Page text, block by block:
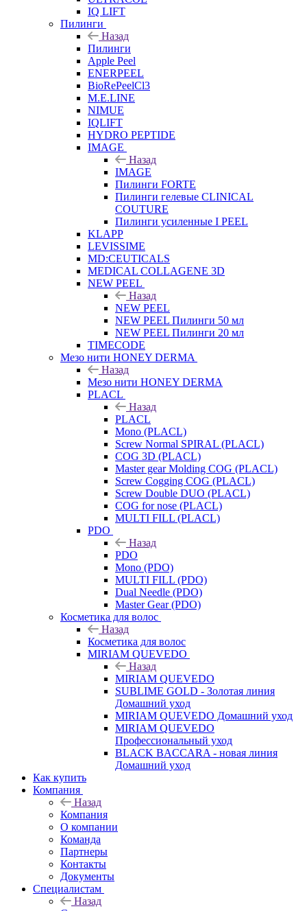
IQ LIFT
Пилинги
Назад
Пилинги
Apple Peel
ENERPEEL
BioRePeelCl3
M.E.LINE
NIMUE
IQLIFT
HYDRO PEPTIDE
IMAGE
Назад
IMAGE
Пилинги FORTE
Пилинги гелевые CLINICAL
COUTURE
Пилинги усиленные I PEEL
KLAPP
LEVISSIME
MD:CEUTICALS
MEDICAL COLLAGENE 3D
NEW PEEL
Назад
NEW PEEL
NEW PEEL Пилинги 50 мл
NEW PEEL Пилинги 20 мл
TIMECODE
Мезо нити HONEY DERMA
Назад
Мезо нити HONEY DERMA
PLACL
Назад
PLACL
Mono (PLACL)
Screw Normal SPIRAL (PLACL)
COG 3D (PLACL)
Master gear Molding COG (PLACL)
Screw Cogging COG (PLACL)
Screw Double DUO (PLACL)
COG for nose (PLACL)
MULTI FILL (PLACL)
PDO
Назад
PDO
Mono (PDO)
MULTI FILL (PDO)
Dual Needle (PDO)
Master Gear (PDO)
Косметика для волос
Назад
Косметика для волос
MIRIAM QUEVEDO
Назад
MIRIAM QUEVEDO
SUBLIME GOLD - Золотая линия
Домашний уход
MIRIAM QUEVEDO Домашний уход
MIRIAM QUEVEDO
Профессиональный уход
BLACK BACCARA - новая линия
Домашний уход
Как купить
Компания
Назад
Компания
О компании
Команда
Партнеры
Контакты
Документы
Специалистам
Назад